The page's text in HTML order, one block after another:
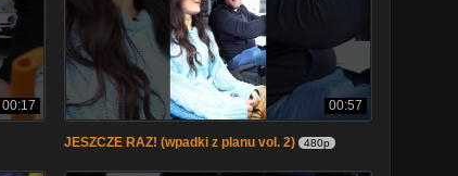
00:17 00:57
JESZCZE RAZ! (wpadki z planu vol. 2) 480p